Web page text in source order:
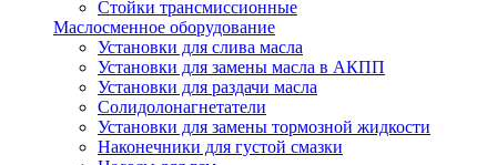
Стойки трансмиссионные
Маслосменное оборудование
Установки для слива масла
Установки для замены масла в АКПП
Установки для раздачи масла
Солидолонагнетатели
Установки для замены тормозной жидкости
Наконечники для густой смазки